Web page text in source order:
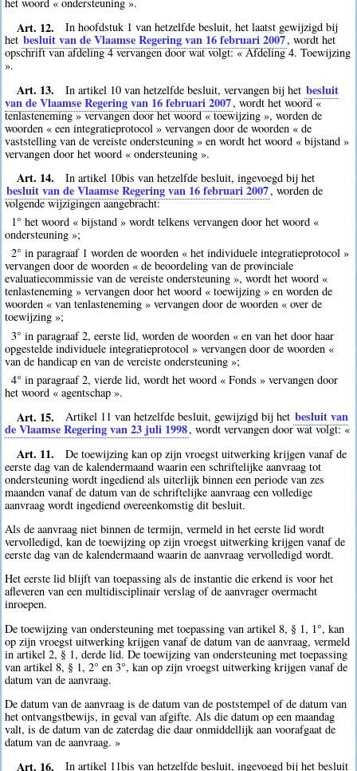
Art. 12.
In hoofdstuk 1 van hetzelfde besluit, het laatst gewijzigd bij
het besluit van de Vlaamse Regering van 16 februari 2007, wordt het
opschrift van afdeling 4 vervangen door wat volgt: « Afdeling 4. Toewijzing
».
Art. 13. In artikel 10 van hetzelfde besluit, vervangen bij het besluit
van de Vlaamse Regering van 16 februari 2007, wordt het woord «
tenlasteneming » vervangen door het woord « toewijzing », worden de
woorden « een integratieprotocol » vervangen door de woorden « de
vaststelling van de vereiste ondersteuning » en wordt het woord « bijstand »
vervangen door het woord « ondersteuning ».
Art. 14. In artikel 10bis van hetzelfde besluit, ingevoegd bij het
besluit van de Vlaamse Regering van 16 februari 2007, worden de
volgende wijzigingen aangebracht:
1° het woord « bijstand » wordt telkens vervangen door het woord «
ondersteuning »;
2° in paragraaf 1 worden de woorden « het individuele integratieprotocol »
vervangen door de woorden « de beoordeling van de provinciale
evaluatiecommissie van de vereiste ondersteuning », wordt het woord «
tenlasteneming » vervangen door het woord « toewijzing » en worden de
woorden « van tenlasteneming » vervangen door de woorden « over de
toewijzing »;
3° in paragraaf 2, eerste lid, worden de woorden « en van het door haar
opgestelde individuele integratieprotocol » vervangen door de woorden «
van de handicap en van de vereiste ondersteuning »;
4° in paragraaf 2, vierde lid, wordt het woord « Fonds » vervangen door
het woord « agentschap ».
Art. 15. Artikel 11 van hetzelfde besluit, gewijzigd bij het besluit van
de Vlaamse Regering van 23 juli 1998, wordt vervangen door wat volgt: «
Art. 11.
De toewijzing kan op zijn vroegst uitwerking krijgen vanaf de
eerste dag van de kalendermaand waarin een schriftelijke aanvraag tot
ondersteuning wordt ingediend als uiterlijk binnen een periode van zes
maanden vanaf de datum van de schriftelijke aanvraag een volledige
aanvraag wordt ingediend overeenkomstig dit besluit.
Als de aanvraag niet binnen de termijn, vermeld in het eerste lid wordt
vervolledigd, kan de toewijzing op zijn vroegst uitwerking krijgen vanaf de
eerste dag van de kalendermaand waarin de aanvraag vervolledigd wordt.
Het eerste lid blijft van toepassing als de instantie die erkend is voor het
afleveren van een multidisciplinair verslag of de aanvrager overmacht
inroepen.
De toewijzing van ondersteuning met toepassing van artikel 8, § 1, 1°, kan
op zijn vroegst uitwerking krijgen vanaf de datum van de aanvraag, vermeld
in artikel 2, § 1, derde lid. De toewijzing van ondersteuning met toepassing
van artikel 8, § 1, 2° en 3°, kan op zijn vroegst uitwerking krijgen vanaf de
datum van de aanvraag.
De datum van de aanvraag is de datum van de poststempel of de datum van
het ontvangstbewijs, in geval van afgifte. Als die datum op een maandag
valt, is de datum van de zaterdag die daar onmiddellijk aan voorafgaat de
datum van de aanvraag. »
Art. 16.
In artikel 11bis van hetzelfde besluit, ingevoegd bij het besluit